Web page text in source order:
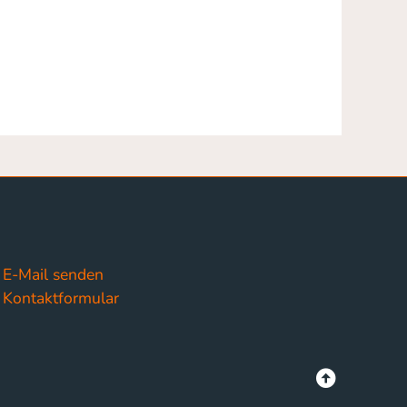
E-Mail senden
Kontaktformular